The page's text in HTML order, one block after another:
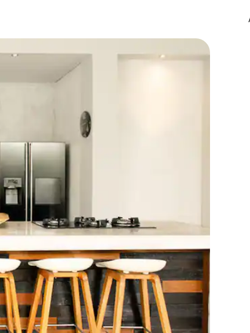
e para baixo do teclado ou tocando e deslizando o dedo na